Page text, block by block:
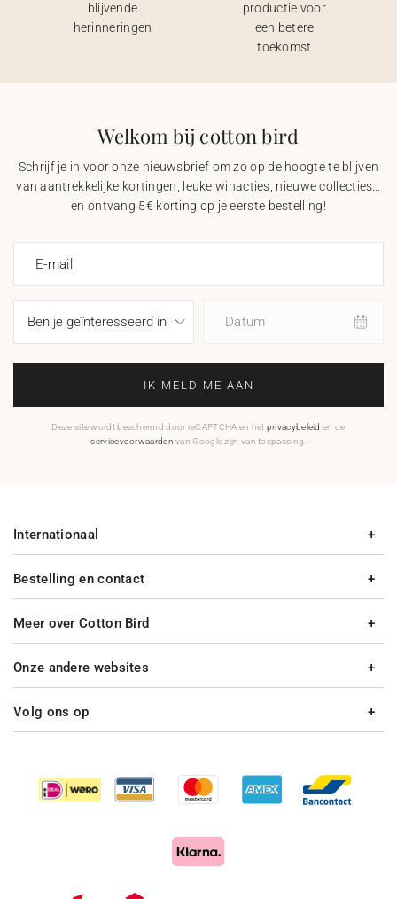
blijvende
herinneringen
productie voor
een betere
toekomst
Welkom bij cotton bird
Schrijf je in voor onze nieuwsbrief om zo op de hoogte te blijven
van aantrekkelijke kortingen, leuke winacties, nieuwe collecties…
en ontvang 5€ korting op je eerste bestelling!
E-mail
Datum
IK MELD ME AAN
Deze site wordt beschermd door reCAPTCHA en het privacybeleid en de
servicevoorwaarden van Google zijn van toepassing.
Bestelling en contact
Meer over Cotton Bird
Internationaal
Onze andere websites
Volg ons op